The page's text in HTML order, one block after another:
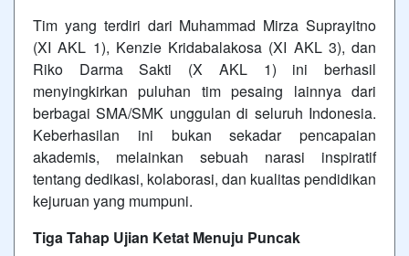
Tim yang terdiri dari Muhammad Mirza Suprayitno
(XI AKL 1), Kenzie Kridabalakosa (XI AKL 3), dan
Riko Darma Sakti (X AKL 1) ini berhasil
menyingkirkan puluhan tim pesaing lainnya dari
berbagai SMA/SMK unggulan di seluruh Indonesia.
Keberhasilan ini bukan sekadar pencapaian
akademis, melainkan sebuah narasi inspiratif
tentang dedikasi, kolaborasi, dan kualitas pendidikan
kejuruan yang mumpuni.
Tiga Tahap Ujian Ketat Menuju Puncak